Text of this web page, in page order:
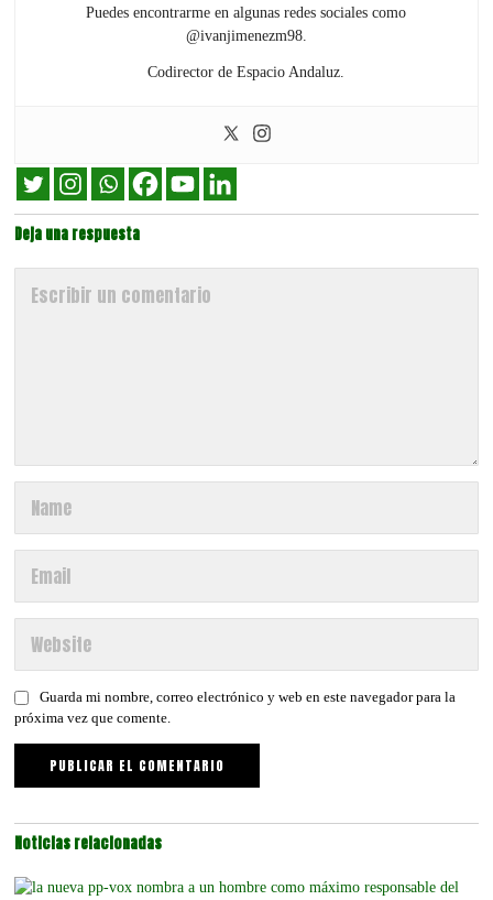
Puedes encontrarme en algunas redes sociales como
@ivanjimenezm98.
Codirector de Espacio Andaluz.
Deja una respuesta
Guarda mi nombre, correo electrónico y web en este navegador para la
próxima vez que comente.
Noticias relacionadas